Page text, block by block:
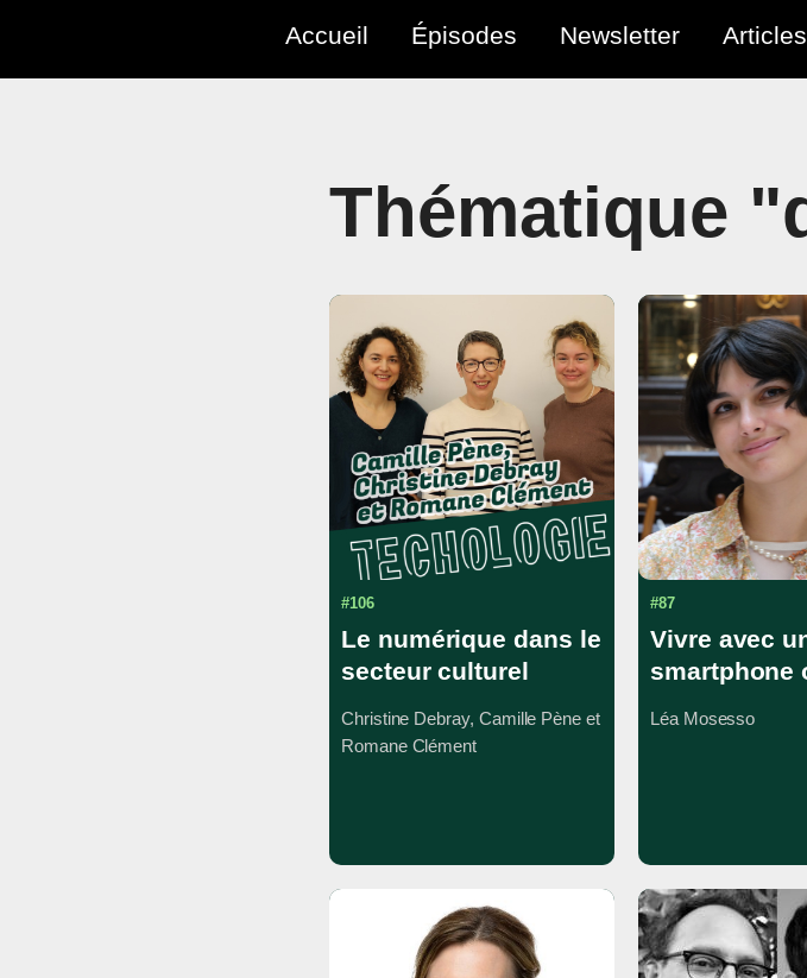
Accueil Épisodes Newsletter Articles
Thématique
#106
Le numérique dans le
secteur culturel
Christine Debray, Camille Pène et
Romane Clément
#87
Vivre avec
smartphone
Léa Mosesso